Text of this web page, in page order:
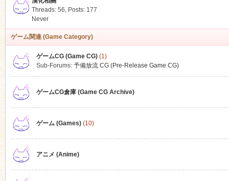
Threads: 56, Posts: 177
Never
ゲーム関連 (Game Category)
ゲームCG (Game CG)(1)
Sub-Forums: 予備放流 CG (Pre-Release Game CG)
ゲームCG倉庫 (Game CG Archive)
ゲーム (Games)(10)
アニメ (Anime)